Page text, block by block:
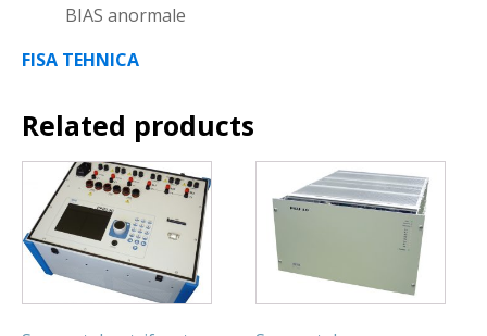
BIAS anormale
FISA TEHNICA
Related products